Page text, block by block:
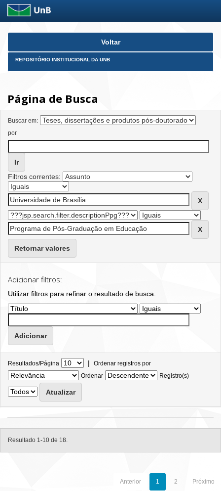
Skip
Voltar
REPOSITÓRIO INSTITUCIONAL DA UNB
Página de Busca
Buscar em:
por
Filtros correntes:
Retornar valores
Adicionar filtros:
Utilizar filtros para refinar o resultado de busca.
Resultados/Página | Ordenar registros por
Ordenar
Registro(s)
Resultado 1-10 de 18.
Anterior 1 2 Próximo